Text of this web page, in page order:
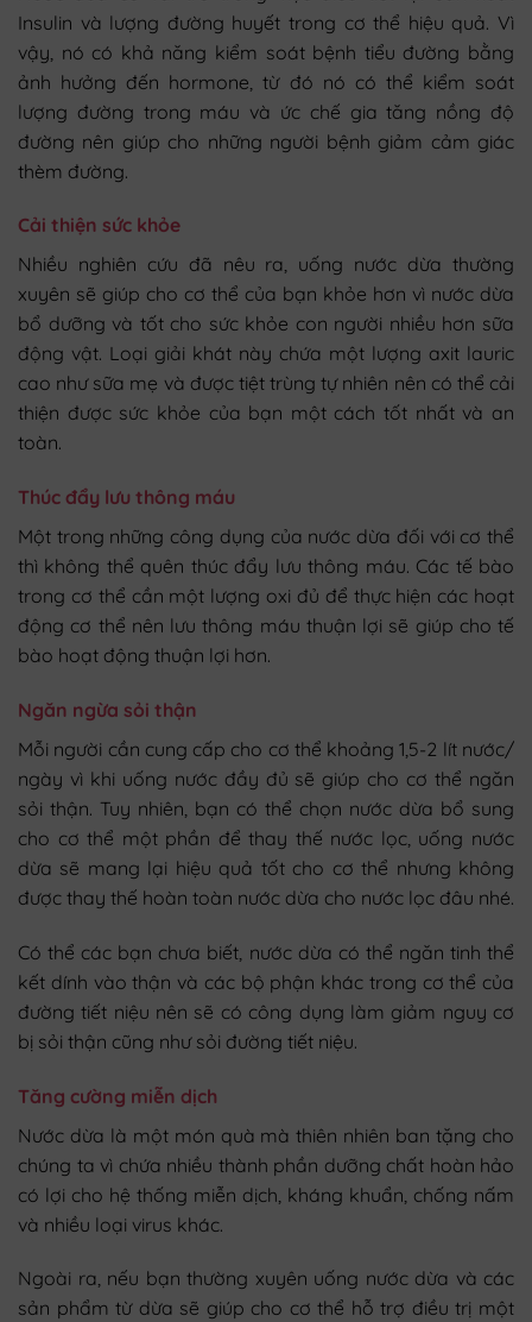
Insulin và lượng đường huyết trong cơ thể hiệu quả. Vì
vậy, nó có khả năng kiểm soát bệnh tiểu đường bằng
ảnh hưởng đến hormone, từ đó nó có thể kiểm soát
lượng đường trong máu và ức chế gia tăng nồng độ
đường nên giúp cho những người bệnh giảm cảm giác
thèm đường.
Cải thiện sức khỏe
Nhiều nghiên cứu đã nêu ra, uống nước dừa thường
xuyên sẽ giúp cho cơ thể của bạn khỏe hơn vì nước dừa
bổ dưỡng và tốt cho sức khỏe con người nhiều hơn sữa
động vật. Loại giải khát này chứa một lượng axit lauric
cao như sữa mẹ và được tiệt trùng tự nhiên nên có thể cải
thiện được sức khỏe của bạn một cách tốt nhất và an
toàn.
Thúc đẩy lưu thông máu
Một trong những công dụng của nước dừa đối với cơ thể
thì không thể quên thúc đẩy lưu thông máu. Các tế bào
trong cơ thể cần một lượng oxi đủ để thực hiện các hoạt
động cơ thể nên lưu thông máu thuận lợi sẽ giúp cho tế
bào hoạt động thuận lợi hơn.
Ngăn ngừa sỏi thận
Mỗi người cần cung cấp cho cơ thể khoảng 1,5-2 lít nước/
ngày vì khi uống nước đầy đủ sẽ giúp cho cơ thể ngăn
sỏi thận. Tuy nhiên, bạn có thể chọn nước dừa bổ sung
cho cơ thể một phần để thay thế nước lọc, uống nước
dừa sẽ mang lại hiệu quả tốt cho cơ thể nhưng không
được thay thế hoàn toàn nước dừa cho nước lọc đâu nhé.
Có thể các bạn chưa biết, nước dừa có thể ngăn tinh thể
kết dính vào thận và các bộ phận khác trong cơ thể của
đường tiết niệu nên sẽ có công dụng làm giảm nguy cơ
bị sỏi thận cũng như sỏi đường tiết niệu.
Tăng cường miễn dịch
Nước dừa là một món quà mà thiên nhiên ban tặng cho
chúng ta vì chứa nhiều thành phần dưỡng chất hoàn hảo
có lợi cho hệ thống miễn dịch, kháng khuẩn, chống nấm
và nhiều loại virus khác.
Ngoài ra, nếu bạn thường xuyên uống nước dừa và các
sản phẩm từ dừa sẽ giúp cho cơ thể hỗ trợ điều trị một